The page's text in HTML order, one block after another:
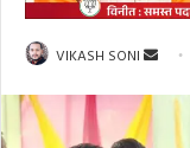
VIKASH SONI
Send
email